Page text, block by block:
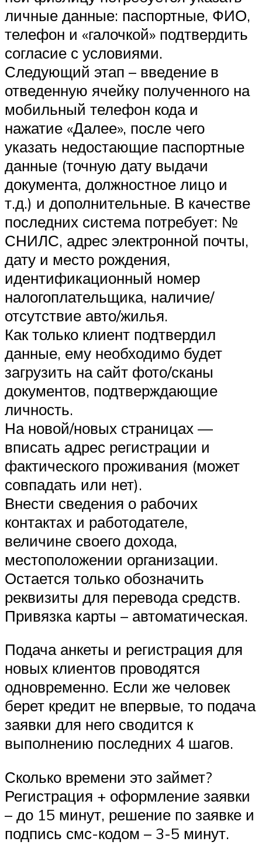
личные данные: паспортные, ФИО,
телефон и «галочкой» подтвердить
согласие с условиями.
Следующий этап – введение в
отведенную ячейку полученного на
мобильный телефон кода и
нажатие «Далее», после чего
указать недостающие паспортные
данные (точную дату выдачи
документа, должностное лицо и
т.д.) и дополнительные. В качестве
последних система потребует: №
СНИЛС, адрес электронной почты,
дату и место рождения,
идентификационный номер
налогоплательщика, наличие/
отсутствие авто/жилья.
Как только клиент подтвердил
данные, ему необходимо будет
загрузить на сайт фото/сканы
документов, подтверждающие
личность.
На новой/новых страницах —
вписать адрес регистрации и
фактического проживания (может
совпадать или нет).
Внести сведения о рабочих
контактах и работодателе,
величине своего дохода,
местоположении организации.
Остается только обозначить
реквизиты для перевода средств.
Привязка карты – автоматическая.
Подача анкеты и регистрация для
новых клиентов проводятся
одновременно. Если же человек
берет кредит не впервые, то подача
заявки для него сводится к
выполнению последних 4 шагов.
Сколько времени это займет?
Регистрация + оформление заявки
– до 15 минут, решение по заявке и
подпись смс-кодом – 3-5 минут.